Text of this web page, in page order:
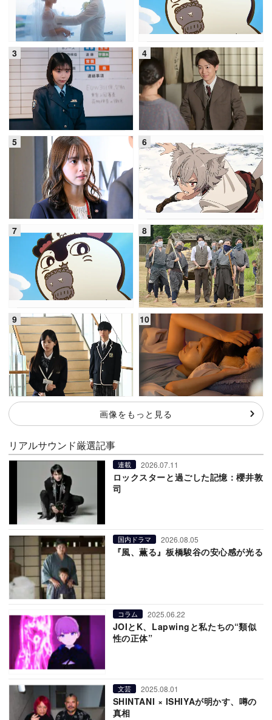
画像をもっと見る
リアルサウンド厳選記事
連載 2026.07.11
ロックスターと過ごした記憶：櫻井敦
司
国内ドラマ 2026.08.05
『風、薫る』板橋駿谷の安心感が光る
コラム 2025.06.22
JOIとK、Lapwingと私たちの“類似
性の正体”
文芸 2025.08.01
SHINTANI × ISHIYAが明かす、噂の
真相